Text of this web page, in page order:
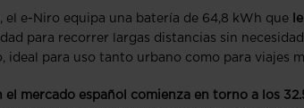
el e-Niro equipa una batería de 64,8 kWh que
para recorrer largas distancias sin
ideal para uso tanto urbano como para viajes
el mercado español comienza en torno a los